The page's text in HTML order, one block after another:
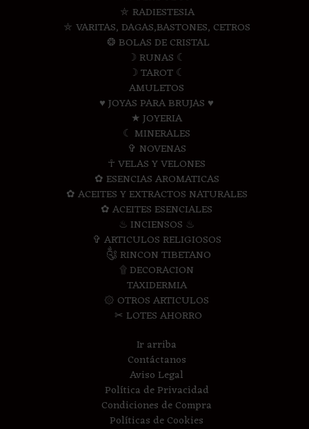
⛤ RADIESTESIA
⛤ VARITAS, DAGAS,BASTONES, CETROS
❂ BOLAS DE CRISTAL
☽ RUNAS ☾
☽ TAROT ☾
AMULETOS
♥ JOYAS PARA BRUJAS ♥
★ JOYERIA
☾ MINERALES
✞ NOVENAS
☥ VELAS Y VELONES
✿ ESENCIAS AROMATICAS
✿ ACEITES Y EXTRACTOS NATURALES
✿ ACEITES ESENCIALES
♨ INCIENSOS ♨
✞ ARTICULOS RELIGIOSOS
༃ RINCON TIBETANO
۩ DECORACION
TAXIDERMIA
۞ OTROS ARTICULOS
✂ LOTES AHORRO
Ir arriba
Contáctanos
Aviso Legal
Política de Privacidad
Condiciones de Compra
Políticas de Cookies